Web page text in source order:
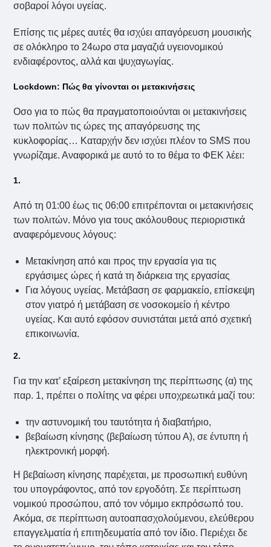
σοβαροί λόγοι υγείας.
Επίσης τις μέρες αυτές θα ισχύει απαγόρευση μουσικής
σε ολόκληρο το 24ωρο στα μαγαζιά υγειονομικού
ενδιαφέροντος, αλλά και ψυχαγωγίας.
Lockdown: Πώς θα γίνονται οι μετακινήσεις
Οσο για το πώς θα πραγματοποιούνται οι μετακινήσεις
των πολιτών τις ώρες της απαγόρευσης της
κυκλοφορίας… Καταρχήν δεν ισχύει πλέον το SMS που
γνωρίζαμε. Αναφορικά με αυτό το το θέμα το ΦΕΚ λέει:
1.
Από τη 01:00 έως τις 06:00 επιτρέπονται οι μετακινήσεις
των πολιτών. Μόνο για τους ακόλουθους περιοριστικά
αναφερόμενους λόγους:
Μετακίνηση από και προς την εργασία για τις
εργάσιμες ώρες ή κατά τη διάρκεια της εργασίας
Για λόγους υγείας. Μετάβαση σε φαρμακείο, επίσκεψη
στον γιατρό ή μετάβαση σε νοσοκομείο ή κέντρο
υγείας. Και αυτό εφόσον συνιστάται μετά από σχετική
επικοινωνία.
2.
Για την κατ’ εξαίρεση μετακίνηση της περίπτωσης (α) της
παρ. 1, πρέπει ο πολίτης να φέρει υποχρεωτικά μαζί του:
την αστυνομική του ταυτότητα ή διαβατήριο,
βεβαίωση κίνησης (βεβαίωση τύπου Α), σε έντυπη ή
ηλεκτρονική μορφή.
Η βεβαίωση κίνησης παρέχεται, με προσωπική ευθύνη
του υπογράφοντος, από τον εργοδότη. Σε περίπτωση
νομικού προσώπου, από τον νόμιμο εκπρόσωπό του.
Ακόμα, σε περίπτωση αυτοαπασχολούμενου, ελεύθερου
επαγγελματία ή επιτηδευματία από τον ίδιο. Περιέχει δε